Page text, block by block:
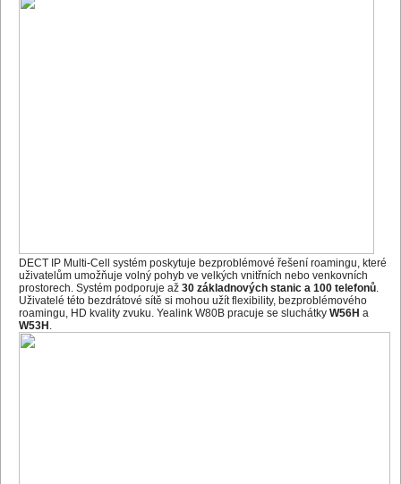
DECT IP Multi-Cell systém poskytuje bezproblémové řešení roamingu, které
uživatelům umožňuje volný pohyb ve velkých vnitřních nebo venkovních
prostorech. Systém podporuje až 30 základnových stanic a 100 telefonů
Uživatelé této bezdrátové sítě si mohou užít flexibility, bezproblémového
roamingu, HD kvality zvuku. Yealink W80B pracuje se sluchátky W56H a
W53H